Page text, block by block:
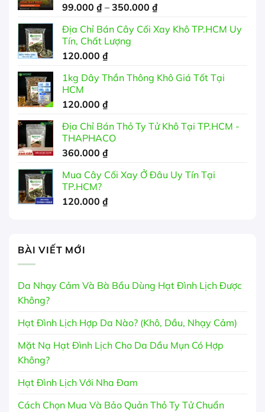
99.000 ₫ – 350.000 ₫Khoảng
từ
Địa Chỉ Bán Cây Cối Xay Khô TP.HCM Uy
Tín, Chất Lượng
120.000 ₫
1kg Dây Thần Thông Khô Giá Tốt Tại
HCM
120.000 ₫
Địa Chỉ Bán Thỏ Ty Tử Khô Tại TP.HCM -
THAPHACO
360.000 ₫
Mua Cây Cối Xay Ở Đâu Uy Tín Tại
TP.HCM?
120.000 ₫
BÀI VIẾT MỚI
Da Nhạy Cảm Và Bà Bầu Dùng Hạt Đình Lịch Được
Không?
Hạt Đình Lịch Hợp Da Nào? (Khô, Dầu, Nhạy Cảm)
Mặt Nạ Hạt Đình Lịch Cho Da Dầu Mụn Có Hợp
Không?
Hạt Đình Lịch Với Nha Đam
Cách Chọn Mua Và Bảo Quản Thỏ Ty Tử Chuẩn